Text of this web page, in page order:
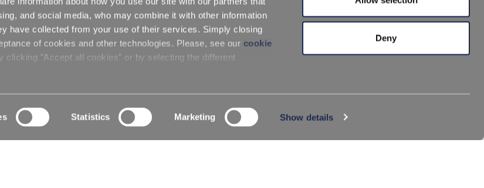
and social media, who may combine it with other information
have collected from your use of their services. Simply closing
of cookies and other technologies. Please, see our cookie
clicking "Accept all cookies" or by selecting the different
Statistics Marketing Show details
Deny